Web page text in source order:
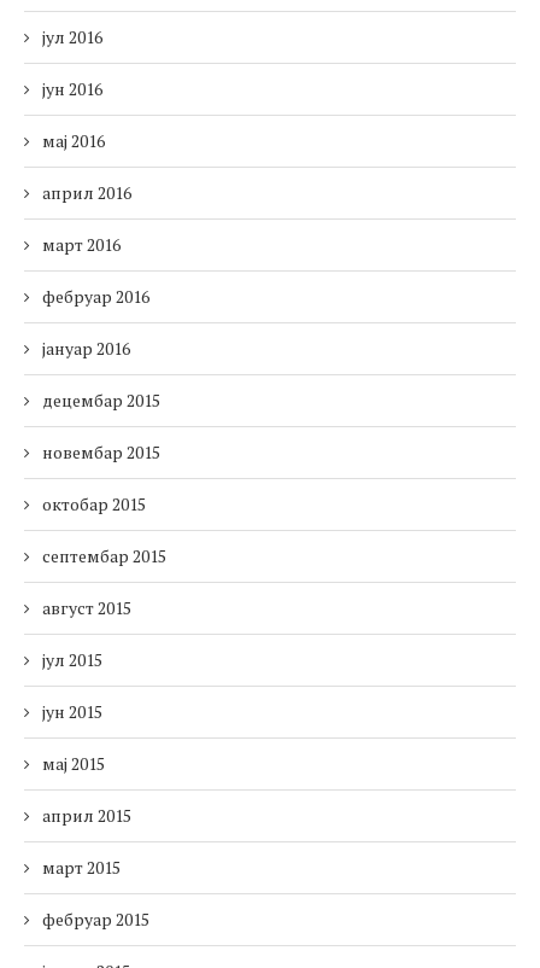
јул 2016
јун 2016
мај 2016
април 2016
март 2016
фебруар 2016
јануар 2016
децембар 2015
новембар 2015
октобар 2015
септембар 2015
август 2015
јул 2015
јун 2015
мај 2015
април 2015
март 2015
фебруар 2015